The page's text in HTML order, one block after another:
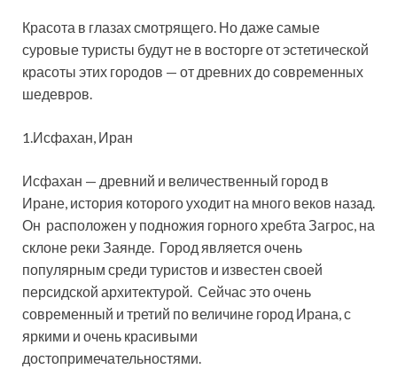
Красота в глазах смотрящего. Но даже самые
суровые туристы будут не в восторге от эстетической
красоты этих городов — от древних до современных
шедевров.
1.Исфахан, Иран
Исфахан — древний и величественный город в
Иране, история которого уходит на много веков назад.
Он расположен у подножия горного хребта Загрос, на
склоне реки Заянде. Город является очень
популярным среди туристов и известен своей
персидской архитектурой. Сейчас это очень
современный и третий по величине город Ирана, с
яркими и очень красивыми
достопримечательностями.